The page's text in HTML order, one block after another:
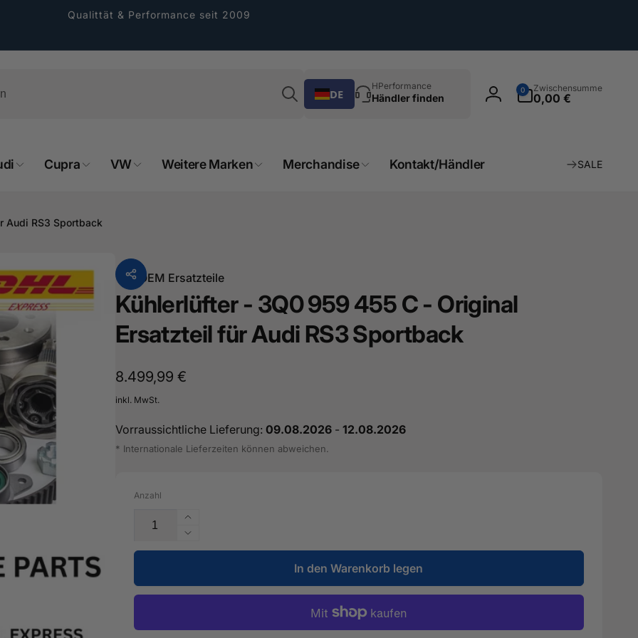
Qualittät & Performance seit 2009
Suchen
DE
HPerformance
Händler finden Einloggen
0
Artikel
Zwischensumme
0,00 €
Cupra VW Weitere Marken Merchandise Kontakt/Händler SALE
Audi RS3 Sportback
VonOEM Ersatzteile
Kühlerlüfter - 3Q0 959 455 C - Original
Ersatzteil für Audi RS3 Sportback
Normaler
Preis
8.499,99 €
inkl. MwSt.
Vorraussichtliche Lieferung: 09.08.2026- 12.08.2026
* Internationale Lieferzeiten können abweichen.
Anzahl
Erhöhe
die
Menge
Kühlerlüfter
-
959
Verringere
die
für
Kühlerlüfter
3Q0
In den Warenkorb legen
GmbH